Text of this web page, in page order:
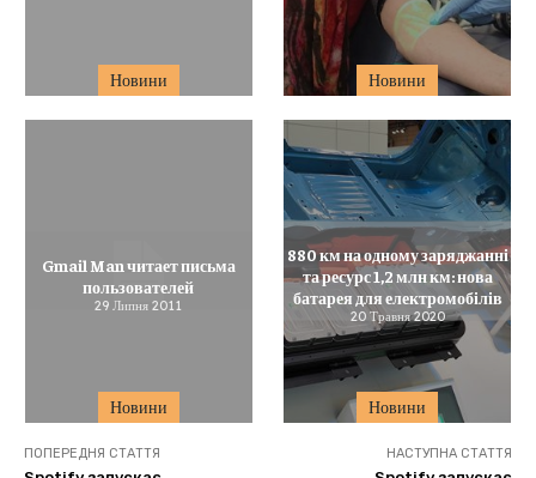
Новини Новини
Новини
Gmail Man читает письма
пользователей
29 Липня 2011
Новини
880 км на одному заряджанні
та ресурс 1,2 млн км: нова
батарея для електромобілів
20 Травня 2020
ПОПЕРЕДНЯ СТАТТЯ НАСТУПНА СТАТТЯ